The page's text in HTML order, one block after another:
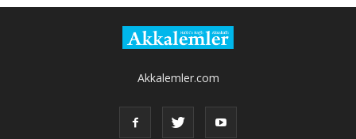
Akkalemler.com